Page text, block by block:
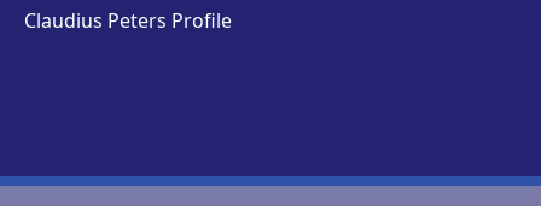
Claudius Peters Profile